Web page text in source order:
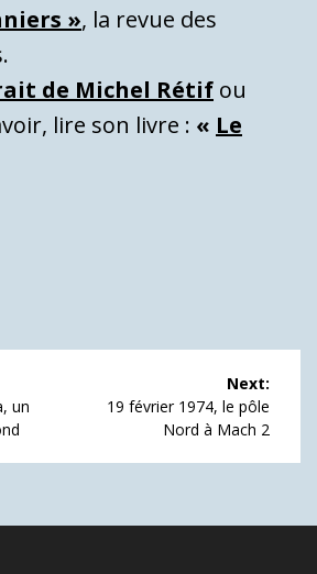
», la revue des
de Michel Rétif ou
lire son livre : « Le
un
Next:
Next
19 février 1974, le pôle
Nord à Mach 2